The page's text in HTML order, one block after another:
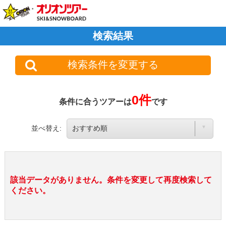
検索結果
検索条件を変更する
条件に合うツアーは0件です
並べ替え:
該当データがありません。条件を変更して再度検索して
ください。